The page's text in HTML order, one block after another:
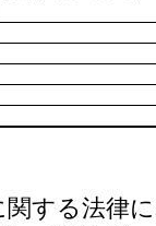
関する法律